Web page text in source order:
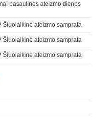
pasaulinės ateizmo dienos
Šiuolaikinė ateizmo samprata
Šiuolaikinė ateizmo samprata
Šiuolaikinė ateizmo samprata